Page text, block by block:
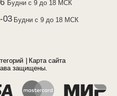
Будни с 9 до 18 МСК
03 Будни с 9 до 18 МСК
Карта сайта
защищены.